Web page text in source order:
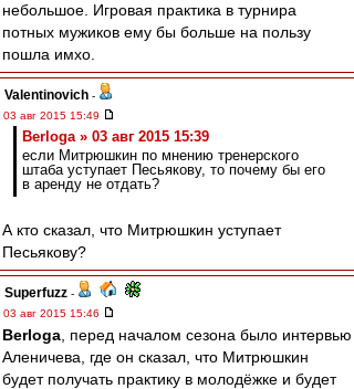
небольшое. Игровая практика в турнира
потных мужиков ему бы больше на пользу
пошла имхо.
Valentinovich -
03 авг 2015 15:49
Berloga » 03 авг 2015 15:39
если Митрюшкин по мнению тренерского
штаба уступает Песьякову, то почему бы его
в аренду не отдать?
А кто сказал, что Митрюшкин уступает
Песьякову?
Superfuzz -
03 авг 2015 15:46
Berloga , перед началом сезона было интервью
Аленичева, где он сказал, что Митрюшкин
будет получать практику в молодёжке и будет